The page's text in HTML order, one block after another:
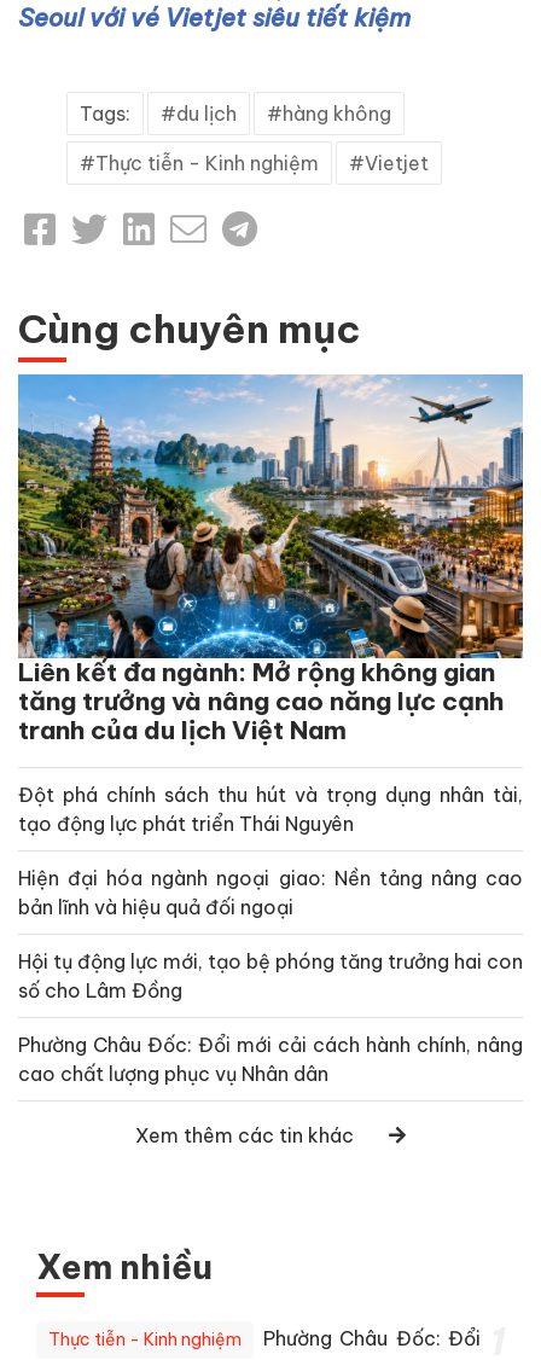
Seoul với vé Vietjet siêu tiết kiệm
Tags: du lịch hàng không
Thực tiễn - Kinh nghiệm Vietjet
Cùng chuyên mục
Liên kết đa ngành: Mở rộng không gian
tăng trưởng và nâng cao năng lực cạnh
tranh của du lịch Việt Nam
Đột phá chính sách thu hút và trọng dụng nhân tài,
tạo động lực phát triển Thái Nguyên
Hiện đại hóa ngành ngoại giao: Nền tảng nâng cao
bản lĩnh và hiệu quả đối ngoại
Hội tụ động lực mới, tạo bệ phóng tăng trưởng hai con
số cho Lâm Đồng
Phường Châu Đốc: Đổi mới cải cách hành chính, nâng
cao chất lượng phục vụ Nhân dân
Xem thêm các tin khác
Xem nhiều
Thực tiễn - Kinh nghiệm
Phường Châu Đốc: Đổi